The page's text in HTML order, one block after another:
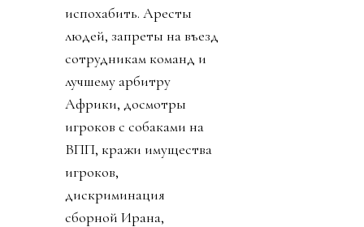
испохабить. Аресты
людей, запреты на въезд
сотрудникам команд и
лучшему арбитру
Африки, досмотры
игроков с собаками на
ВПП, кражи имущества
игроков,
дискриминация
сборной Ирана,